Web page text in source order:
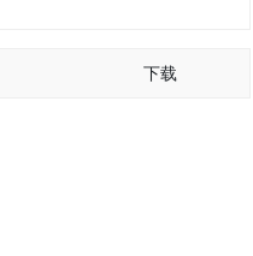
下载